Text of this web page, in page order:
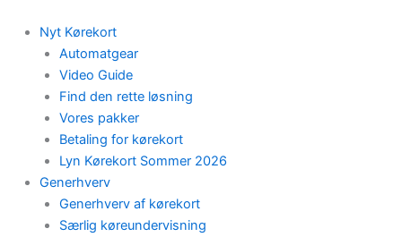
content
Nyt Kørekort
Automatgear
Video Guide
Find den rette løsning
Vores pakker
Betaling for kørekort
Lyn Kørekort Sommer 2026
Generhverv
Generhverv af kørekort
Særlig køreundervisning